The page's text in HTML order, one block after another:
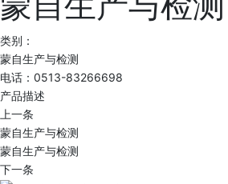
类别：
蒙自生产与检测
电话：0513-83266698
产品描述
上一条
蒙自生产与检测
蒙自生产与检测
下一条